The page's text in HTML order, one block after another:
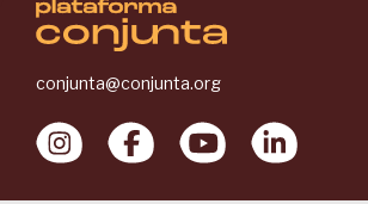
conjunta@conjunta.org